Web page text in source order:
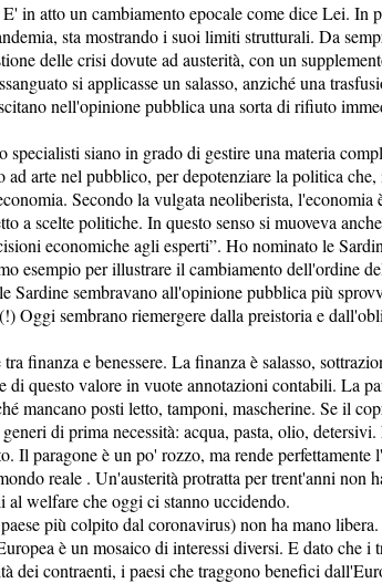
in atto un cambiamento epocale come dice Lei. In
sta mostrando i suoi limiti strutturali. Da
delle crisi dovute ad austerità, con un
si applicasse un salasso, anziché una
nell'opinione pubblica una sorta di rifiuto
siano in grado di gestire una materia
arte nel pubblico, per depotenziare la politica che,
Secondo la vulgata neoliberista, l'economia
a scelte politiche. In questo senso si muoveva
economiche agli esperti”. Ho nominato le
esempio per illustrare il cambiamento dell'ordine
Sardine sembravano all'opinione pubblica più
Oggi sembrano riemergere dalla preistoria e
finanza e benessere. La finanza è salasso,
di questo valore in vuote annotazioni contabili. La
mancano posti letto, tamponi, mascherine. Se il
di prima necessità: acqua, pasta, olio,
Il paragone è un po' rozzo, ma rende perfettamente
reale . Un'austerità protratta per trent'anni non
al welfare che oggi ci stanno uccidendo.
più colpito dal coronavirus) non ha mano
è un mosaico di interessi diversi. E dato che i
dei contraenti, i paesi che traggono benefici